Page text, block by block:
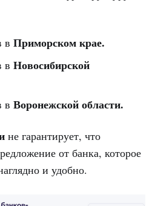
в Приморском крае.
в Новосибирской
в Воронежской области.
не гарантирует, что
от банка, которое
и удобно.